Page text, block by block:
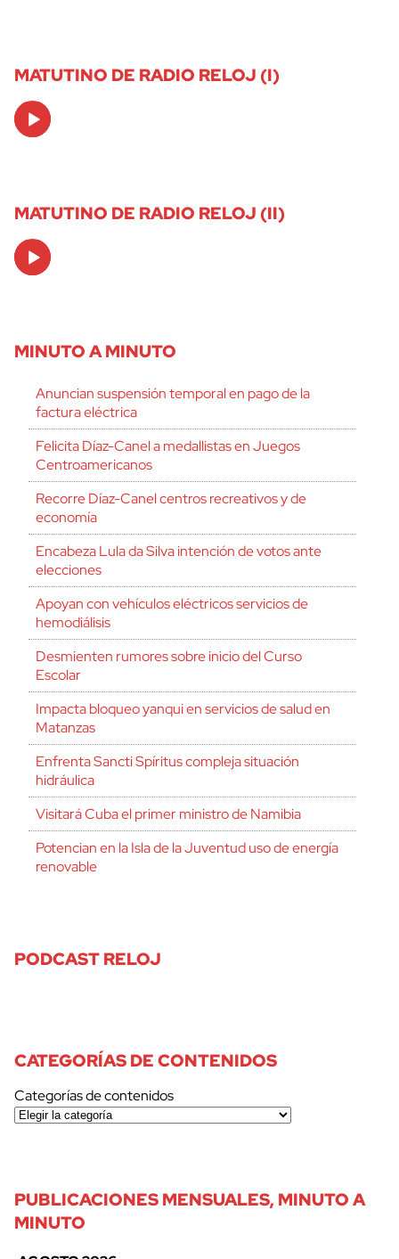
MATUTINO DE RADIO RELOJ (I)
Audio
Player
MATUTINO DE RADIO RELOJ (II)
Audio
Player
MINUTO A MINUTO
Anuncian suspensión temporal en pago de la
factura eléctrica
Felicita Díaz-Canel a medallistas en Juegos
Centroamericanos
Recorre Díaz-Canel centros recreativos y de
economía
Encabeza Lula da Silva intención de votos ante
elecciones
Apoyan con vehículos eléctricos servicios de
hemodiálisis
Desmienten rumores sobre inicio del Curso
Escolar
Impacta bloqueo yanqui en servicios de salud en
Matanzas
Enfrenta Sancti Spíritus compleja situación
hidráulica
Visitará Cuba el primer ministro de Namibia
Potencian en la Isla de la Juventud uso de energía
renovable
PODCAST RELOJ
CATEGORÍAS DE CONTENIDOS
Categorías de contenidos
PUBLICACIONES MENSUALES, MINUTO A
MINUTO